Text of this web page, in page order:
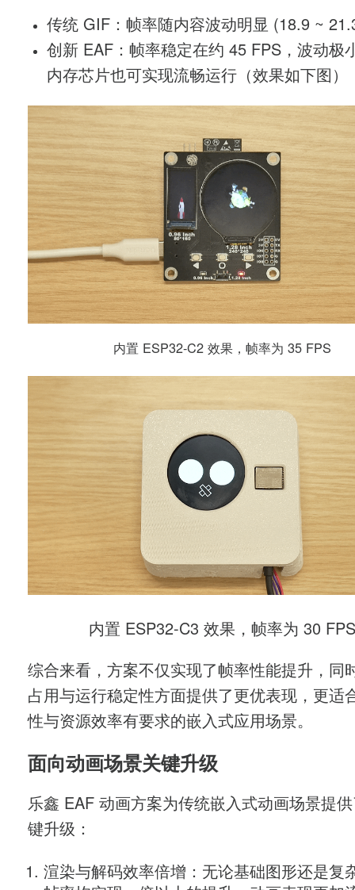
传统 GIF：帧率随内容波动明显 (18.9 ~
创新 EAF：帧率稳定在约 45 FPS，波动极
内存芯片也可实现流畅运行（效果如下图）
内置 ESP32-C2 效果，帧率为 35 FPS
内置 ESP32-C3 效果，帧率为 30 FPS
综合来看，方案不仅实现了帧率性能提升，同
占用与运行稳定性方面提供了更优表现，更适
性与资源效率有要求的嵌入式应用场景。
面向动画场景关键升级
乐鑫 EAF 动画方案为传统嵌入式动画场景提
键升级：
渲染与解码效率倍增：无论基础图形还是复